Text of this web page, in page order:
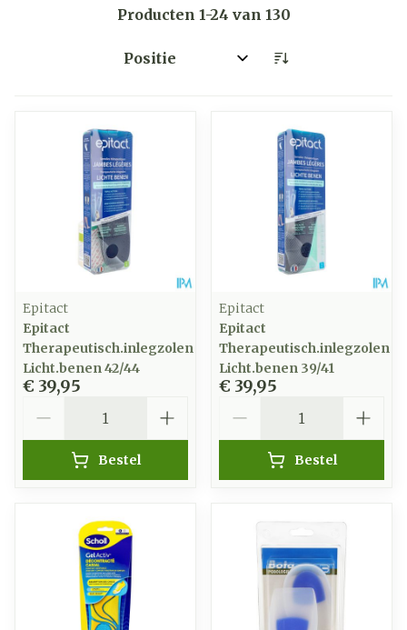
Producten 1-24 van 130
Sorteer op:
Epitact
Epitact
Therapeutisch.inlegzolen
Licht.benen 42/44
€ 39,95
Bestel
Epitact
Epitact
Therapeutisch.inlegzolen
Licht.benen 39/41
€ 39,95
Bestel